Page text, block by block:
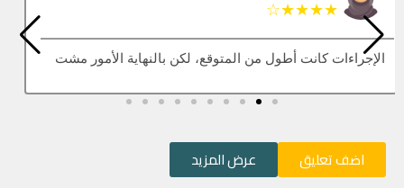
★★★★★
العقار اللي كنت أبيه طلع مباع، أتمنى التحديث يكون أسرع
اضف تعليق عرض المزيد